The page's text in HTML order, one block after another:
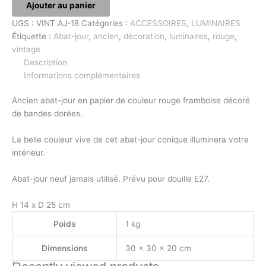
Ajouter au panier
UGS : VINT AJ-18 Catégories : ACCESSOIRES, LUMINAIRES
Étiquette : Abat-jour, ancien, décoration, luminaires, rouge,
vintage
Description
Informations complémentaires
Ancien abat-jour en papier de couleur rouge framboise décoré
de bandes dorées.
La belle couleur vive de cet abat-jour conique illuminera votre
intérieur.
Abat-jour neuf jamais utilisé. Prévu pour douille E27.
H 14 x D 25 cm
Poids
1 kg
Dimensions 30 × 30 × 20 cm